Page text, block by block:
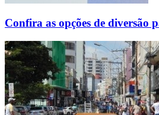
Confira as opções de diversão